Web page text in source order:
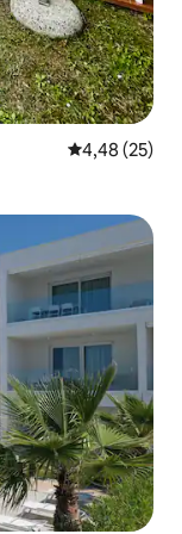
4,48 ud af 5 i
4,48 (25)